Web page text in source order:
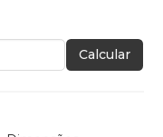
Calcular